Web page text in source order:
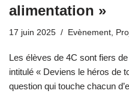
alimentation »
17 juin 2025 Evènement
Les élèves de 4C sont fiers
intitulé « Deviens le héros de
question qui touche chacun